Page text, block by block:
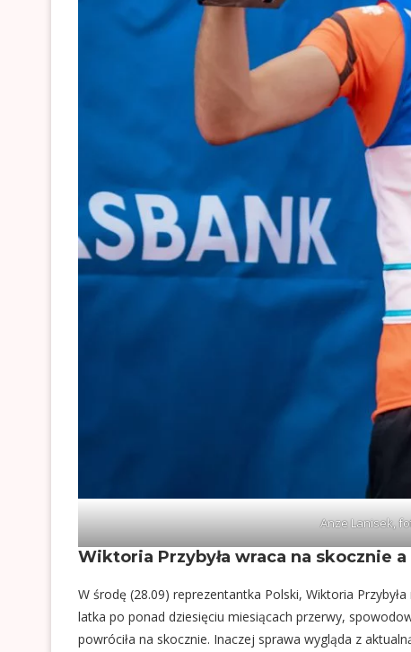
Anze Lanisek,
Wiktoria Przybyła wraca na skocznie
W środę (28.09) reprezentantka Polski, Wiktoria
latka po ponad dziesięciu miesiącach przerwy,
powróciła na skocznie. Inaczej sprawa wygląda z